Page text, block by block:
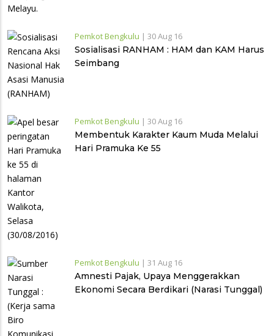
Pemkot Bengkulu | 30 Aug 16
Sosialisasi RANHAM : HAM dan KAM Harus
Seimbang
Pemkot Bengkulu | 30 Aug 16
Membentuk Karakter Kaum Muda Melalui
Hari Pramuka Ke 55
Pemkot Bengkulu | 31 Aug 16
Amnesti Pajak, Upaya Menggerakkan
Ekonomi Secara Berdikari (Narasi Tunggal)